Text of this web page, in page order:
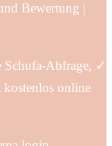
Bewertung |
Schufa-Abfrage, ✓
kostenlos online